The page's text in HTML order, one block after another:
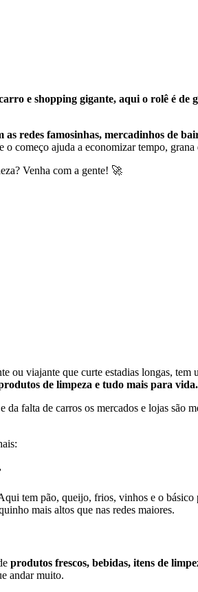
e shopping gigante, aqui o rolê é
as redes famosinhas, mercadinhos de
começo ajuda a economizar tempo, grana
Venha com a gente! 🚀
ou viajante que curte estadias longas,
de limpeza e tudo mais para vida.
falta de carros os mercados e lojas são
tem pão, queijo, frios, vinhos e o
mais altos que nas redes maiores.
produtos frescos, bebidas, itens de
andar muito.